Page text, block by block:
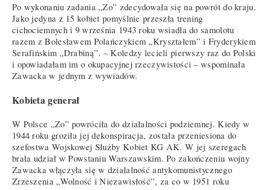
Po wykonaniu zadania „Zo” zdecydowała się na powrót do kraju.
Jako jedyna z 15 kobiet pomyślnie przeszła trening
cichociemnych i 9 września 1943 roku wsiadła do samolotu
razem z Bolesławem Polańczykiem „Kryształem” i Fryderykiem
Serafińskim „Drabiną”. – Koledzy lecieli pierwszy raz do Polski
i opowiadałam im o okupacyjnej rzeczywistości – wspominała
Zawacka w jednym z wywiadów.
Kobieta generał
W Polsce „Zo” powróciła do działalności podziemnej. Kiedy w
1944 roku groziła jej dekonspiracja, została przeniesiona do
szefostwa Wojskowej Służby Kobiet KG AK. W jej szeregach
brała udział w Powstaniu Warszawskim. Po zakończeniu wojny
Zawacka włączyła się w działalność antykomunistycznego
Zrzeszenia „Wolność i Niezawisłość”, za co w 1951 roku